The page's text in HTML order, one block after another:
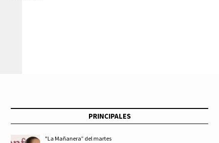
virtual: Michel
PRINCIPALES
"La Mañanera” del martes